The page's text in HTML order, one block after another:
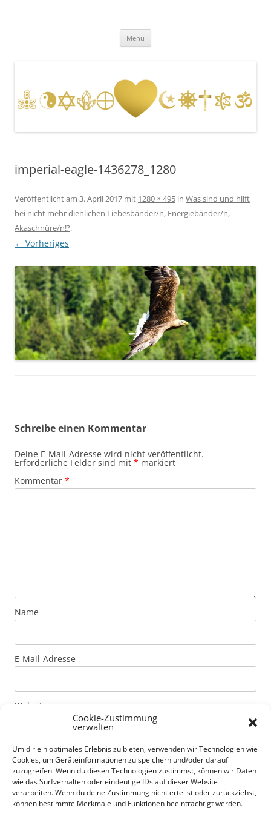
Cookie-Zustimmung
verwalten
Um dir ein optimales Erlebnis zu bieten, verwenden wir Technologien wie
Cookies, um Geräteinformationen zu speichern und/oder darauf
zuzugreifen. Wenn du diesen Technologien zustimmst, können wir Daten
wie das Surfverhalten oder eindeutige IDs auf dieser Website
verarbeiten. Wenn du deine Zustimmung nicht erteilst oder zurückziehst,
können bestimmte Merkmale und Funktionen beeinträchtigt werden.
Unterstützung zu dir Selbst. Dein
ursprüngliches Herz, Sein und
Leben. Durch mit Gott, Christus,
den Engeln und Lichtwesen im
Einklang und Eins sein.
FREQUENZAUSWIRKUNGEN VIA BOTSCHAFTEN, HELLSICHT UND
Menü
imperial-eagle-1436278_1280
Veröffentlicht am 3. April 2017 mit 1280 × 495 in Was sind und hilft
bei nicht mehr dienlichen Liebesbänder/n, Energiebänder/n,
Akaschnüre/n!?.
← Vorheriges
Schreibe einen Kommentar
Deine E-Mail-Adresse wird nicht veröffentlicht.
Erforderliche Felder sind mit * markiert
Kommentar *
Name
E-Mail-Adresse
Website
Mit der Nutzung dieses Formulars erklärst du dich mit
der Speicherung und Verarbeitung deiner Daten durch
diese Website einverstanden. Genaue Informationen
zur Art der Daten und Speicherdauer von Kommentaren
erfährst du unter Datenschutzerklärung.